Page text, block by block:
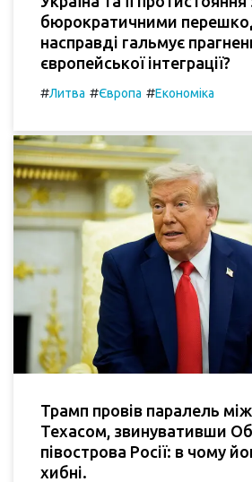
бюрократичними
насправді гальмує
європейської інтеграції?
#Литва #Європа #Економіка
Трамп провів паралель
Техасом, звинувативши
півострова Росії: в чому
хибні.